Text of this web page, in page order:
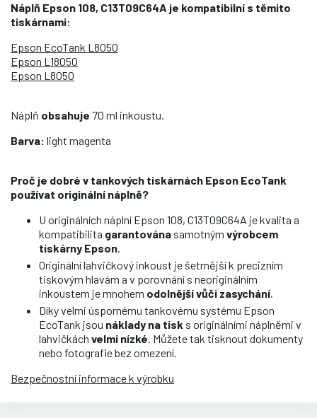
Náplň Epson 108, C13T09C64A je kompatibilní s těmito
tiskárnami:
Epson EcoTank L8050
Epson L18050
Epson L8050
Náplň obsahuje 70 ml inkoustu.
Barva: light magenta
Proč je dobré v tankových tiskárnách Epson EcoTank
používat originální náplně?
U originálních náplní Epson 108, C13T09C64A je kvalita a
kompatibilita garantována samotným výrobcem
tiskárny Epson.
Originální lahvičkový inkoust je šetrnější k precizním
tiskovým hlavám a v porovnání s neoriginálním
inkoustem je mnohem odolnější vůči zasychání.
Díky velmi úspornému tankovému systému Epson
EcoTank jsou náklady na tisk s originálními náplněmi v
lahvičkách velmi nízké. Můžete tak tisknout dokumenty
nebo fotografie bez omezení.
Bezpečnostní informace k výrobku